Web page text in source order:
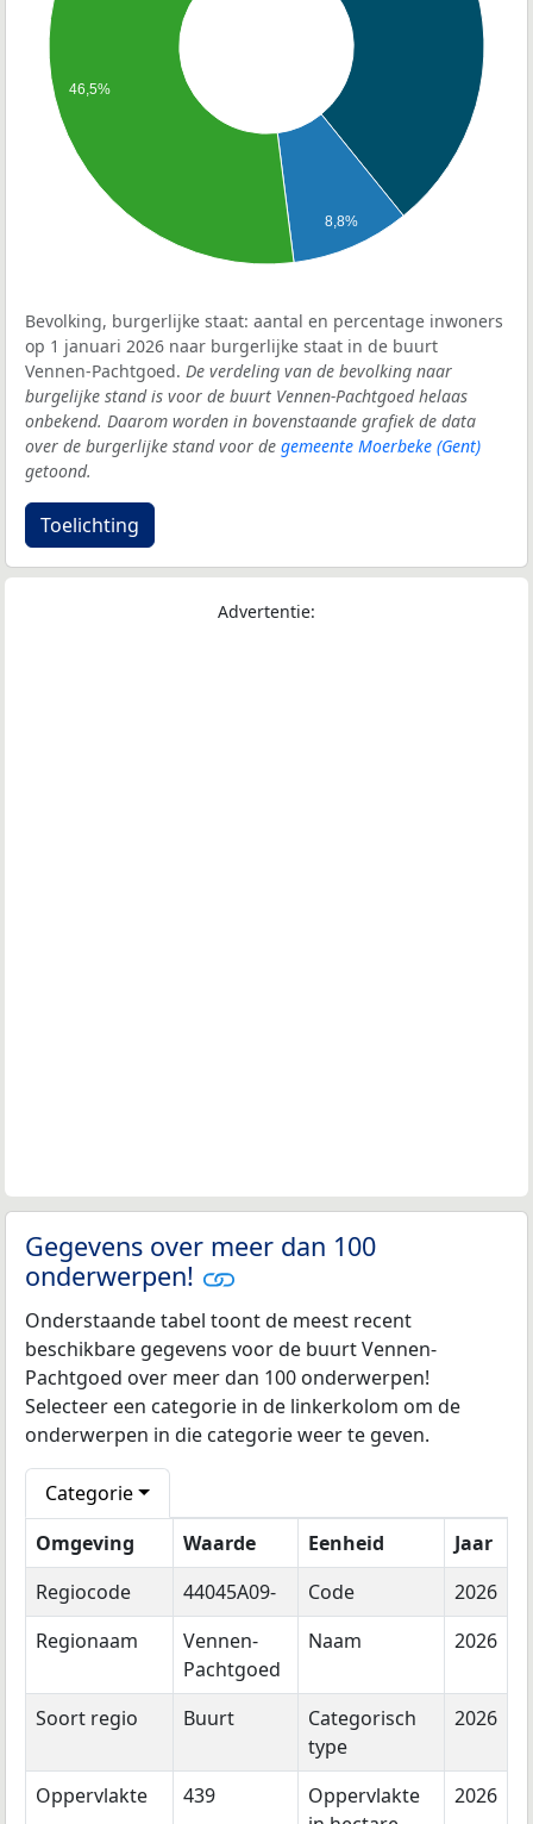
8,8%
46,5%
Bevolking, burgerlijke staat: aantal en percentage inwoners
op 1 januari 2026 naar burgerlijke staat in de buurt
Vennen-Pachtgoed. De verdeling van de bevolking naar
burgelijke stand is voor de buurt Vennen-Pachtgoed helaas
onbekend. Daarom worden in bovenstaande grafiek de data
over de burgerlijke stand voor de gemeente Moerbeke (Gent)
getoond.
Toelichting
Advertentie:
Gegevens over meer dan 100
onderwerpen!
Onderstaande tabel toont de meest recent
beschikbare gegevens voor de buurt Vennen-
Pachtgoed over meer dan 100 onderwerpen!
Selecteer een categorie in de linkerkolom om de
onderwerpen in die categorie weer te geven.
Categorie
Omgeving
Waarde Eenheid
Jaar
Regiocode
44045A09- Code
2026
Regionaam
Vennen-
Pachtgoed
Naam 2026
Soort regio Buurt
Categorisch
type
2026
Oppervlakte 439
Oppervlakte
2026